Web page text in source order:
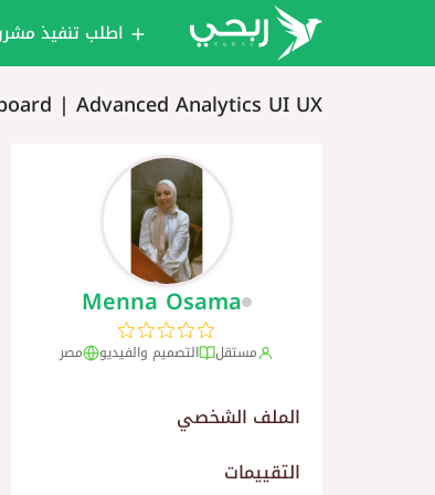
اطلب تنفيذ
| Advanced Analytics UI UX
Menna Osama
مستقل التصميم والفيديو مصر
الملف الشخصي
التقييمات